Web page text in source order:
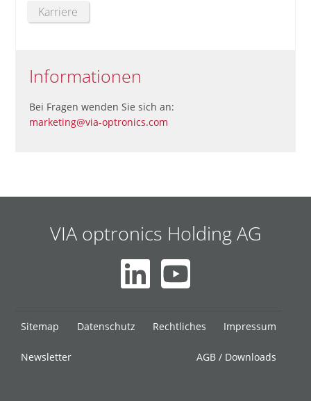
Karriere
Informationen
Bei Fragen wenden Sie sich an:
marketing@via-optronics.com
VIA optronics Holding AG
Navigation
Sitemap Datenschutz Rechtliches Impressum
Newsletter AGB / Downloads